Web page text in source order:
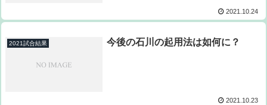
2021.10.24
2021試合結果 今後の石川の起用法は如何に？
2021.10.23